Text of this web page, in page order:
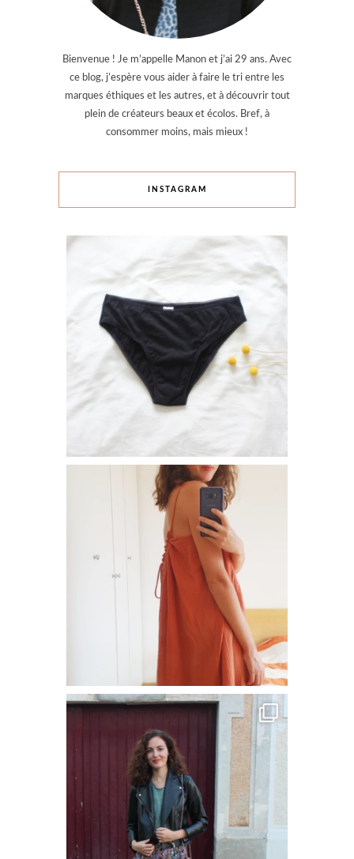
Bienvenue ! Je m’appelle Manon et j’ai 29 ans. Avec
ce blog, j’espère vous aider à faire le tri entre les
marques éthiques et les autres, et à découvrir tout
plein de créateurs beaux et écolos. Bref, à
consommer moins, mais mieux !
INSTAGRAM